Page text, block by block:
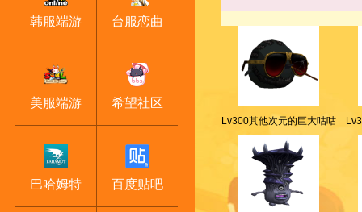
韩服端游 台服恋曲
美服端游 希望社区
巴哈姆特 百度贴吧
Lv300其他次元的巨大咕咕